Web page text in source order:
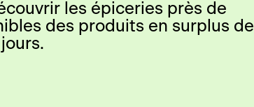
les épiceries près de
des produits en surplus de